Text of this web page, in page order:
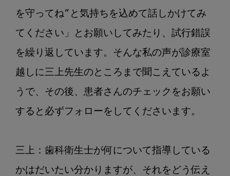
を守ってね”と気持ちを込めて話しかけてみ
てください」とお願いしてみたり、試行錯誤
を繰り返しています。そんな私の声が診療室
越しに三上先生のところまで聞こえているよ
うで、その後、患者さんのチェックをお願い
すると必ずフォローをしてくださいます。
三上：歯科衛生士が何について指導している
かはだいたい分かりますが、それをどう伝え